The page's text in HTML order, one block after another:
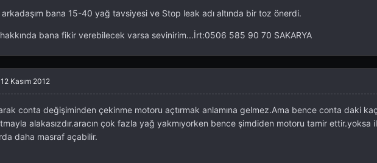
arkadaşım bana 15-40 yağ tavsiyesi ve Stop leak adı altında bir toz önerdi.
bana fikir verebilecek varsa sevinirim...İrt:0506 585 90 70 SAKARYA
12 Kasım 2012
conta değişiminden çekinme motoru açtırmak anlamına gelmez.Ama bence conta daki
alakasızdır.aracın çok fazla yağ yakmıyorken bence şimdiden motoru tamir ettir.yoksa
daha masraf açabilir.